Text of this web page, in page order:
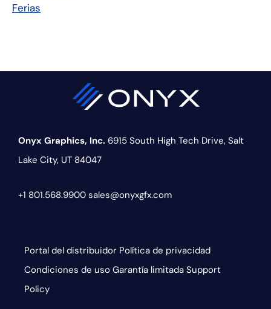
Ferias
Onyx Graphics, Inc. 6915 South High Tech Drive, Salt
Lake City, UT 84047
+1 801.568.9900 sales@onyxgfx.com
Portal del distribuidor Política de privacidad
Condiciones de uso Garantía limitada Support
Policy